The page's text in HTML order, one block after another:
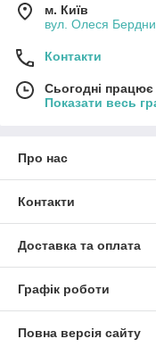
м. Київ
вул. Олеся
Контакти
Сьогодні
Показати весь
Про нас
Контакти
Доставка та оплата
Графік роботи
Повна версія сайту